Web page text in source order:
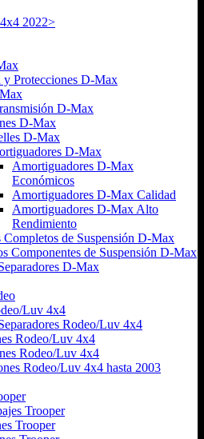
2022>
y Protecciones D-Max
D-Max
D-Max
D-Max
D-Max
Amortiguadores D-Max
Económicos
Amortiguadores D-Max Calidad
Amortiguadores D-Max Alto
Rendimiento
de Suspensión D-Max
Componentes de Suspensión D-Max
D-Max
Luv 4x4
Rodeo/Luv 4x4
Rodeo/Luv 4x4
Rodeo/Luv 4x4
Rodeo/Luv 4x4 hasta 2003
Trooper
Trooper